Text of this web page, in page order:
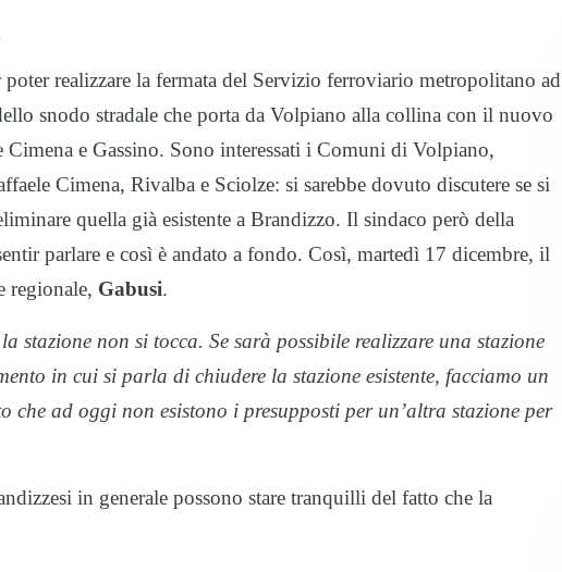
poter realizzare la fermata del Servizio ferroviario metropolitano ad
snodo stradale che porta da Volpiano alla collina con il nuovo
Cimena e Gassino. Sono interessati i Comuni di Volpiano,
Cimena, Rivalba e Sciolze: si sarebbe dovuto discutere se si
quella già esistente a Brandizzo. Il sindaco però della
parlare e così è andato a fondo. Così, martedì 17 dicembre, il
regionale, Gabusi.
stazione non si tocca. Se sarà possibile realizzare una stazione
in cui si parla di chiudere la stazione esistente, facciamo un
che ad oggi non esistono i presupposti per un’altra stazione per
in generale possono stare tranquilli del fatto che la